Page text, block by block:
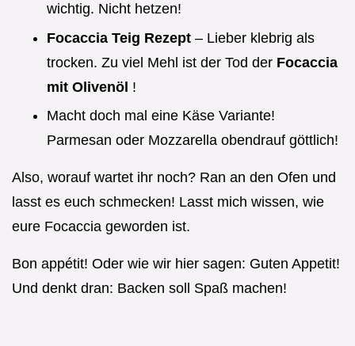
wichtig. Nicht hetzen!
Focaccia Teig Rezept – Lieber klebrig als
trocken. Zu viel Mehl ist der Tod der Focaccia
mit Olivenöl !
Macht doch mal eine Käse Variante!
Parmesan oder Mozzarella obendrauf göttlich!
Also, worauf wartet ihr noch? Ran an den Ofen und
lasst es euch schmecken! Lasst mich wissen, wie
eure Focaccia geworden ist.
Bon appétit! Oder wie wir hier sagen: Guten Appetit!
Und denkt dran: Backen soll Spaß machen!